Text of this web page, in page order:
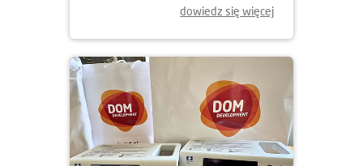
dowiedz się więcej